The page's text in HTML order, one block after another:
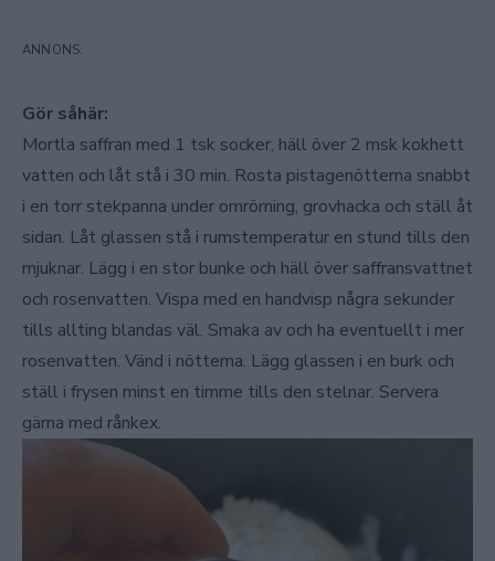
Gör såhär:
Mortla saffran med 1 tsk socker, häll över 2 msk kokhett
vatten och låt stå i 30 min. Rosta pistagenötterna snabbt
i en torr stekpanna under omrörning, grovhacka och ställ åt
sidan. Låt glassen stå i rumstemperatur en stund tills den
mjuknar. Lägg i en stor bunke och häll över saffransvattnet
och rosenvatten. Vispa med en handvisp några sekunder
tills allting blandas väl. Smaka av och ha eventuellt i mer
rosenvatten. Vänd i nötterna. Lägg glassen i en burk och
ställ i frysen minst en timme tills den stelnar. Servera
gärna med rånkex.